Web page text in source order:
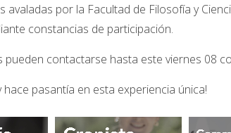
avaladas por la Facultad de Filosofía y
constancias de participación.
pueden contactarse hasta este viernes 08
hace pasantía en esta experiencia única!